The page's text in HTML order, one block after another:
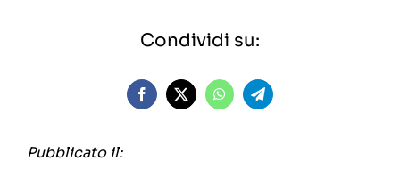
Condividi su:
Pubblicato il: